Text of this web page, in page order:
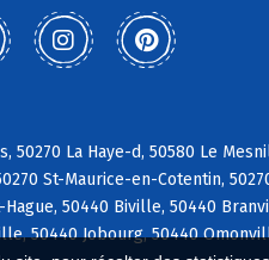
La Haye-d, 50580 Le
St-Maurice-en-Cotentin,
50440 Biville, 50440
50440 Jobourg, 50440